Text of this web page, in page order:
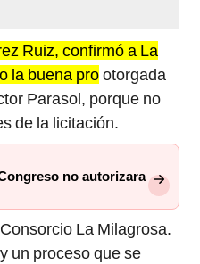
Ruiz, confirmó a La
la buena prootorgada
Parasol, porque no
de la licitación.
no autorizara
La Milagrosa.
un proceso que se